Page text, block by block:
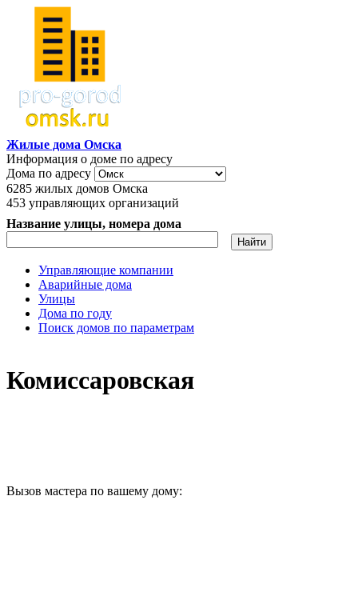
Жилые дома Омска
Информация о доме по адресу
Дома по адресу
6285 жилых домов Омска
453 управляющих организаций
Название улицы, номера дома
Главное меню
Управляющие компании
Аварийные дома
Улицы
Дома по году
Поиск домов по параметрам
Комиссаровская
Вызов мастера по вашему дому: